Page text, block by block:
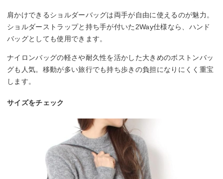
肩かけできるショルダーバッグは両手が自由に使えるのが魅力。
ショルダーストラップと持ち手が付いた2Way仕様なら、ハンド
バッグとしても使用できます。
ナイロンバッグの軽さや耐久性を活かした大きめのボストンバッ
グも人気。移動が多い旅行でも持ち歩きの負担になりにくく重宝
します。
サイズをチェック